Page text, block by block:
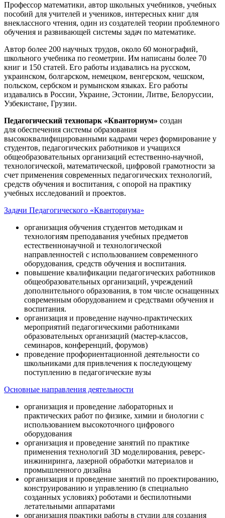
Профессор математики, автор школьных учебников, учебных
пособий для учителей и учеников, интересных книг для
внеклассного чтения, один из создателей теории проблемного
обучения и развивающей системы задач по математике.
Автор более 200 научных трудов, около 60 монографий,
школьного учебника по геометрии. Им написаны более 70
книг и 150 статей. Его работы издавались на русском,
украинском, болгарском, немецком, венгерском, чешском,
польском, сербском и румынском языках. Его работы
издавались в России, Украине, Эстонии, Литве, Белоруссии,
Узбекистане, Грузии.
Педагогический технопарк «Кванториум» создан
для обеспечения системы образования
высококвалифицированными кадрами через формирование у
студентов, педагогических работников и учащихся
общеобразовательных организаций естественно-научной,
технологической, математической, цифровой грамотности за
счет применения современных педагогических технологий,
средств обучения и воспитания, с опорой на практику
учебных исследований и проектов.
Задачи Педагогического «Кванториума»
организация обучения студентов методикам и
технологиям преподавания учебных предметов
естественнонаучной и технологической
направленностей с использованием современного
оборудования, средств обучения и воспитания.
повышение квалификации педагогических работников
общеобразовательных организаций, учреждений
дополнительного образования, в том числе оснащенных
современным оборудованием и средствами обучения и
воспитания.
организация и проведение научно-практических
мероприятий педагогическими работниками
образовательных организаций (мастер-классов,
семинаров, конференций, форумов)
проведение профориентационной деятельности со
школьниками для привлечения к последующему
поступлению в педагогические вузы
Основные направления деятельности
организация и проведение лабораторных и
практических работ по физике, химии и биологии с
использованием высокоточного цифрового
оборудования
организация и проведение занятий по практике
применения технологий 3D моделирования, реверс-
инжиниринга, лазерной обработки материалов и
промышленного дизайна
организация и проведение занятий по проектированию,
конструированию и управлению (в специально
созданных условиях) роботами и беспилотными
летательными аппаратами
организация практики работы в студии для создания